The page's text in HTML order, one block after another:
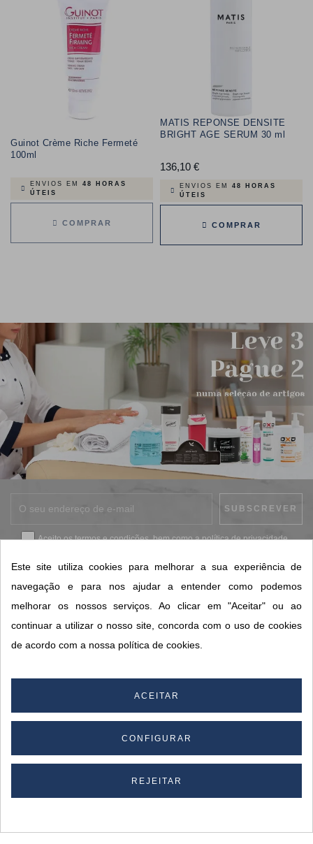
Guinot Crème Riche Fermeté
100ml
ENVIOS EM 48 HORAS
ÚTEIS
COMPRAR
MATIS REPONSE DENSITE
BRIGHT AGE SERUM 30 ml
136,10 €Preço
ENVIOS EM 48 HORAS
ÚTEIS
COMPRAR
Aceito ostermos e condições, bem como apolítica de privacidade.
CONTACTOS SORISA
Este site utiliza cookies para melhorar a sua experiência de
navegação e para nos ajudar a entender como podemos
melhorar os nossos serviços. Ao clicar em "Aceitar" ou ao
continuar a utilizar o nosso site, concorda com o uso de cookies
de acordo com a nossa política de cookies.
ACEITAR
CONFIGURAR
REJEITAR